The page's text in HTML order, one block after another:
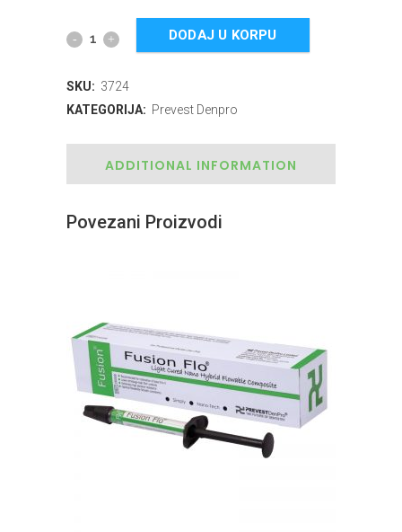
DODAJ U KORPU
SKU: 3724
KATEGORIJA: Prevest Denpro
ADDITIONAL INFORMATION
Povezani Proizvodi